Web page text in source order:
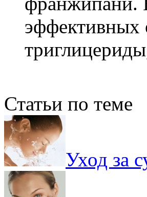
эффективных
Статьи по теме
Уход за